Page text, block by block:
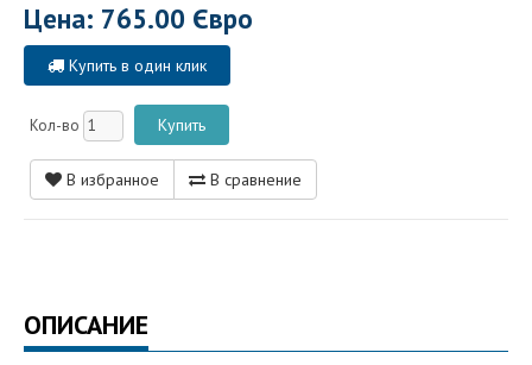
Цена: 765.00 Євро
Купить в один клик
Кол-во
В избранное В сравнение
ОПИСАНИЕ